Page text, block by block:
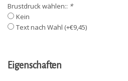
Brustdruck wählen:: *
Kein
Text nach Wahl (+€9,45)
Eigenschaften